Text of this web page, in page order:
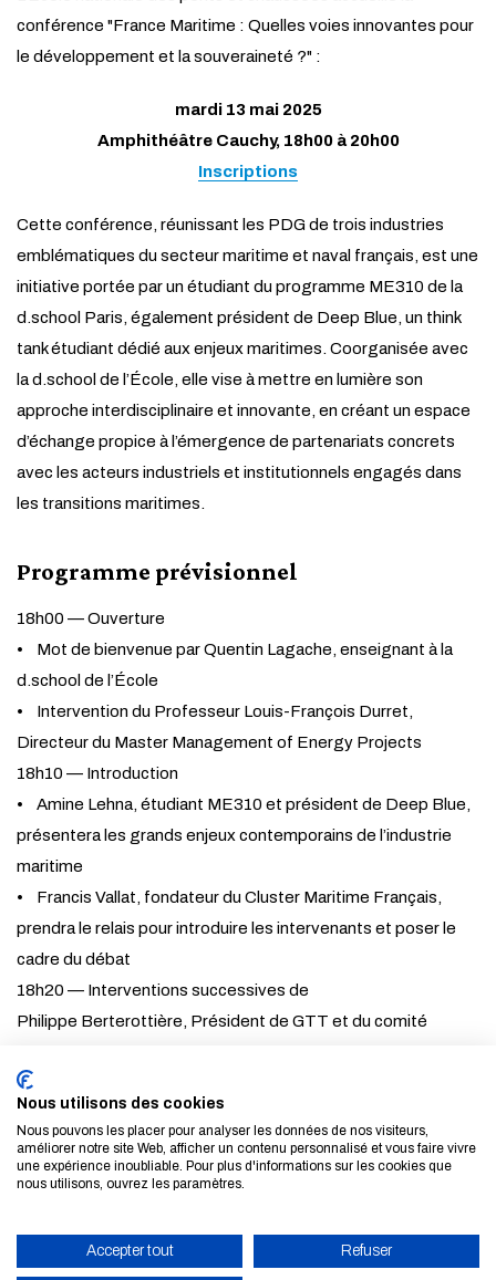
conférence "France Maritime : Quelles voies innovantes pour
le développement et la souveraineté ?" :
mardi 13 mai 2025
Amphithéâtre Cauchy, 18h00 à 20h00
Inscriptions
Cette conférence, réunissant les PDG de trois industries
emblématiques du secteur maritime et naval français, est une
initiative portée par un étudiant du programme ME310 de la
d.school Paris, également président de Deep Blue, un think
tank étudiant dédié aux enjeux maritimes. Coorganisée avec
la d.school de l’École, elle vise à mettre en lumière son
approche interdisciplinaire et innovante, en créant un espace
d’échange propice à l’émergence de partenariats concrets
avec les acteurs industriels et institutionnels engagés dans
les transitions maritimes.
Programme prévisionnel
18h00 — Ouverture
• Mot de bienvenue par Quentin Lagache, enseignant à la
d.school de l’École
• Intervention du Professeur Louis-François Durret,
Directeur du Master Management of Energy Projects
18h10 — Introduction
• Amine Lehna, étudiant ME310 et président de Deep Blue,
présentera les grands enjeux contemporains de l’industrie
maritime
• Francis Vallat, fondateur du Cluster Maritime Français,
prendra le relais pour introduire les intervenants et poser le
cadre du débat
18h20 — Interventions successives de
Philippe Berterottière, Président de GTT et du comité
Edouard Louis-Dreyfus, Président de Louis-Dreyfus
Armateurs et de Armateurs de France (ADF)
Pierre-Eric Pommellet, Président de Naval Group et du Gican
19h20 — Table ronde et échanges avec la salle, animée par
19h55 — Clôture de la conférence (5 minutes)
• Mot de conclusion par Anthony Brillant, Directeur de
Nous utilisons des cookies
Nous pouvons les placer pour analyser les données de nos visiteurs,
améliorer notre site Web, afficher un contenu personnalisé et vous faire vivre
une expérience inoubliable. Pour plus d'informations sur les cookies que
nous utilisons, ouvrez les paramètres.
Accepter tout Refuser